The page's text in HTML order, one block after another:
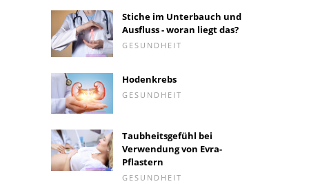
Stiche im Unterbauch und
Ausfluss - woran liegt das?
GESUNDHEIT
Hodenkrebs
GESUNDHEIT
Taubheitsgefühl bei
Verwendung von Evra-
Pflastern
GESUNDHEIT